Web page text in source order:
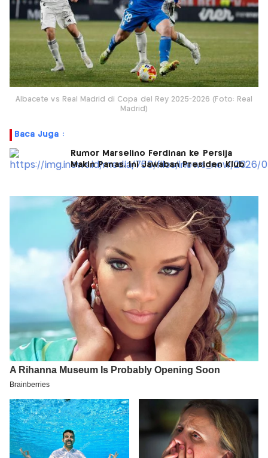
Albacete vs Real Madrid di Copa del Rey 2025-2026 (Foto: Real
Madrid)
Baca Juga :
Rumor Marselino Ferdinan ke Persija
Makin Panas, Ini Jawaban Presiden Klub